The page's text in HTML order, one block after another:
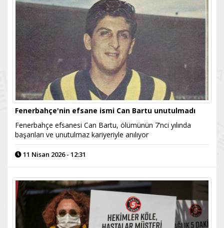
Fenerbahçe'nin efsane ismi Can Bartu unutulmadı
Fenerbahçe efsanesi Can Bartu, ölümünün 7’nci yılında
başarıları ve unutulmaz kariyeriyle anılıyor
11 Nisan 2026 - 12:31